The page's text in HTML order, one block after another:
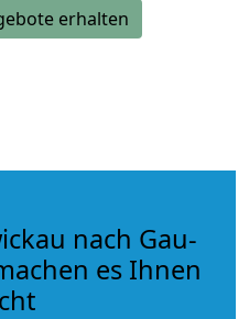
erhalten
nach Gau-
es Ihnen